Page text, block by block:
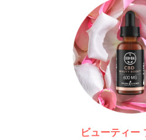
ビューティー